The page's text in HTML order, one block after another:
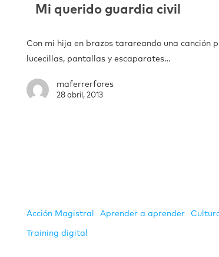
Mi querido guardia civil
Con mi hija en brazos tarareando una canción
lucecillas, pantallas y escaparates…
maferrerfores
28 abril, 2013
Acción Magistral Aprender a aprender
Training digital